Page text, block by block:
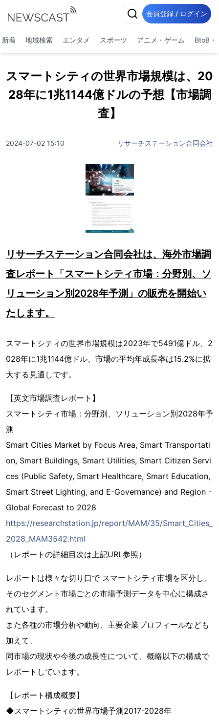
会員登録 / ログイン
新着 地域検索 エンタメ スポーツ アニメ・ゲーム BtoB・
スマートシティの世界市場規模は、20
28年に1兆1144億ドルの予想【市場調
査】
2024-07-02 15:10 リサーチステーション合同会社
リサーチステーション合同会社は、海外市場調
査レポート「スマートシティ市場：分野別、ソ
リューション別2028年予測」の販売を開始い
たします。
スマートシティの世界市場規模は2023年で5491億ドル、2
028年に1兆1144億ドル、市場の平均年成長率は15.2%に拡
大する見通しです。
【英文市場調査レポート】
スマートシティ市場：分野別、ソリューション別2028年予
測
Smart Cities Market by Focus Area, Smart Transportati
on, Smart Buildings, Smart Utilities, Smart Citizen Servi
ces (Public Safety, Smart Healthcare, Smart Education,
Smart Street Lighting, and E-Governance) and Region -
Global Forecast to 2028
https://researchstation.jp/report/MAM/35/Smart_Cities_
2028_MAM3542.html
（レポートの詳細目次は上記URL参照）
レポートは様々な切り口で スマートシティ市場を区分し、
そのセグメント市場ごとの市場予測データを中心に構成さ
れています。
また各種の市場分析や動向、主要企業プロフィールなども
加えて、
同市場の現状や今後の成長性について、概略以下の構成で
レポートしています。
【レポート構成概要】
◆スマートシティの世界市場予測2017-2028年